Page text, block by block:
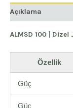
Açıklama
ALMSD 100 |
Özellik
Güç
Güç